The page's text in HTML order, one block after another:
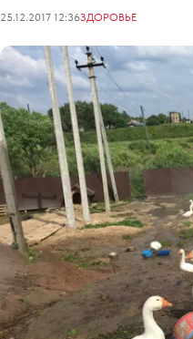
25.12.2017 12:36ЗДОРОВЬЕ